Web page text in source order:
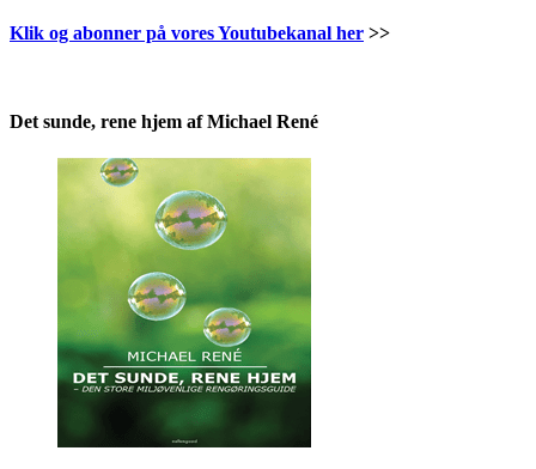
Klik og abonner på vores Youtubekanal her >>
Det sunde, rene hjem af Michael René